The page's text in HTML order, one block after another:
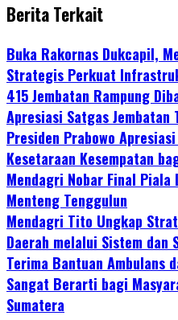
Berita Terkait
Buka Rakornas Dukcapil,
Strategis Perkuat
415 Jembatan Rampung
Apresiasi Satgas Jembatan
Presiden Prabowo
Kesetaraan Kesempatan
Mendagri Nobar Final Piala
Menteng Tenggulun
Mendagri Tito Ungkap
Daerah melalui Sistem dan
Terima Bantuan Ambulans
Sangat Berarti bagi
Sumatera